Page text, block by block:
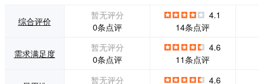
购-渠道-交易-用户
等各端数字化产品
和方案体系，满足
企业数字化业务场
景需要。 ·强大的P
aaS能力，帮助企
业敏捷高效交付 强
综合评价
暂无评分
0条点评
4.1
14条点评
需求满足度
暂无评分
0条点评
4.6
11条点评
暂无评分
4.6